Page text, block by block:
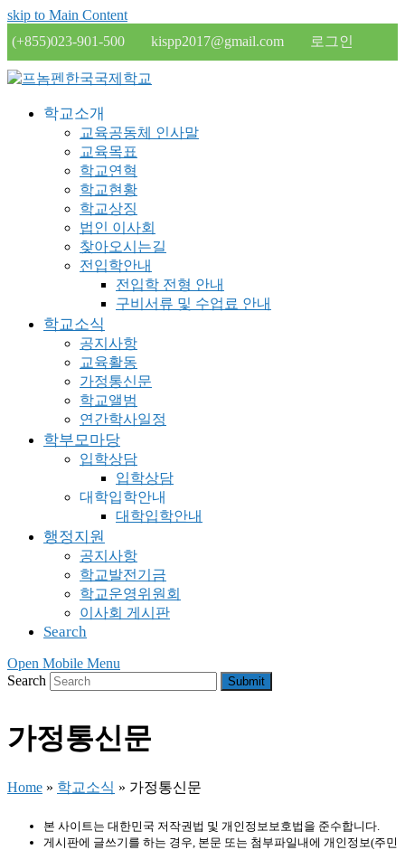
skip to Main Content
(+855)023-901-500
kispp2017@gmail.com 로그인
학교소개
교육공동체 인사말
교육목표
학교연혁
학교현황
학교상징
법인 이사회
찾아오시는길
전입학안내
전입학 전형 안내
구비서류 및 수업료 안내
학교소식
공지사항
교육활동
가정통신문
학교앨범
연간학사일정
학부모마당
입학상담
입학상담
대학입학안내
대학입학안내
행정지원
공지사항
학교발전기금
학교운영위원회
이사회 게시판
Search
Open Mobile Menu
Search
Submit
가정통신문
Home » 학교소식 » 가정통신문
본 사이트는 대한민국 저작권법 및 개인정보보호법을 준수합니다.
게시판에 글쓰기를 하는 경우, 본문 또는 첨부파일내에 개인정보(주민